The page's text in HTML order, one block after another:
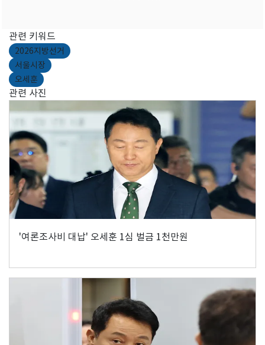
관련 키워드
2026지방선거
서울시장
오세훈
관련 사진
'여론조사비 대납' 오세훈 1심 벌금 1천만원